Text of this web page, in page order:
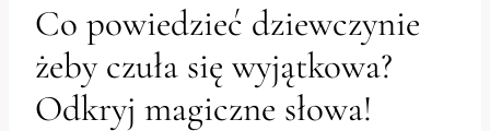
Co powiedzieć dziewczynie
żeby czuła się wyjątkowa?
Odkryj magiczne słowa!